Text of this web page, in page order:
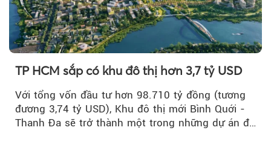
TP HCM sắp có khu đô thị hơn 3,7 tỷ USD
Với tổng vốn đầu tư hơn 98.710 tỷ đồng (tương
đương 3,74 tỷ USD), Khu đô thị mới Bình Quới -
Thanh Đa sẽ trở thành một trong những dự án đô